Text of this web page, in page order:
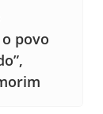
povo